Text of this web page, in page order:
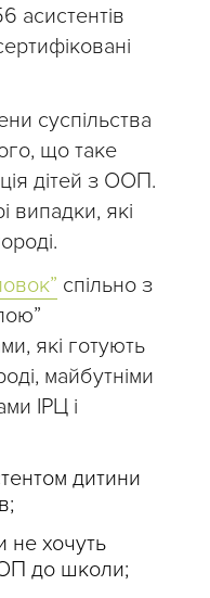
асистентів
суспільства
що таке
дітей з ООП.
випадки, які
спільно з
які готують
майбутніми
ІРЦ і
дитини
не хочуть
до школи;